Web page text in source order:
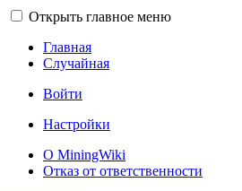
Открыть главное меню
Главная
Случайная
Войти
Настройки
О MiningWiki
Отказ от ответственности